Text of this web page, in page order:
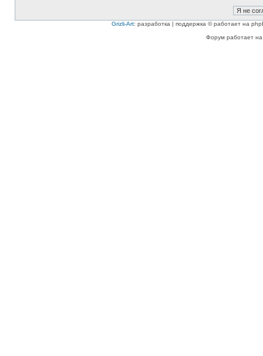
Grizli-Art: разработка | поддержка © работает на
Форум работает